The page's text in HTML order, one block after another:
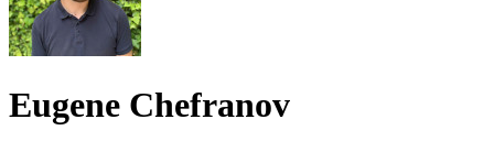
Eugene Chefranov